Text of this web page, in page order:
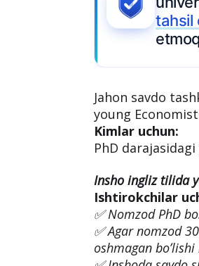
Ariza topshiring
Jahon savdo
young
Kimlar uchun:
PhD